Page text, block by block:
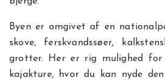
Byen er omgivet af en
skove, ferskvandssøer,
grotter. Her er rig mulighed
kajakture, hvor du kan nyde